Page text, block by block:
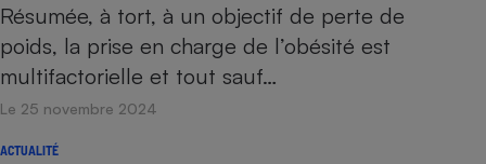
Résumée, à tort, à un objectif de perte de
poids, la prise en charge de l’obésité est
multifactorielle et tout sauf…
Le 25 novembre 2024
ACTUALITÉ